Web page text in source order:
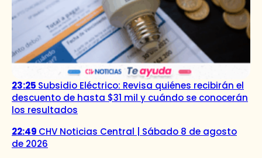
23:25 Subsidio Eléctrico: Revisa quiénes recibirán el
descuento de hasta $31 mil y cuándo se conocerán
los resultados
22:49 CHV Noticias Central | Sábado 8 de agosto
de 2026